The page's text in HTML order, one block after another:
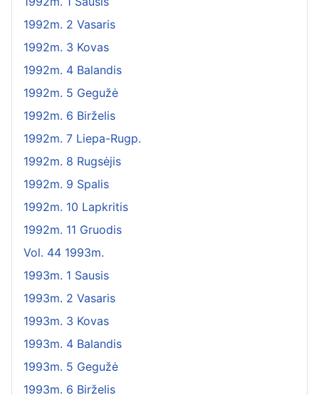
1992m. 2 Vasaris
1992m. 3 Kovas
1992m. 4 Balandis
1992m. 5 Gegužė
1992m. 6 Birželis
1992m. 7 Liepa-Rugp.
1992m. 8 Rugsėjis
1992m. 9 Spalis
1992m. 10 Lapkritis
1992m. 11 Gruodis
Vol. 44 1993m.
1993m. 1 Sausis
1993m. 2 Vasaris
1993m. 3 Kovas
1993m. 4 Balandis
1993m. 5 Gegužė
1993m. 6 Birželis